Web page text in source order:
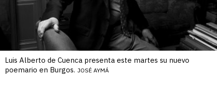
Luis Alberto de Cuenca presenta este martes su nuevo
poemario en Burgos. JOSÉ AYMÁ